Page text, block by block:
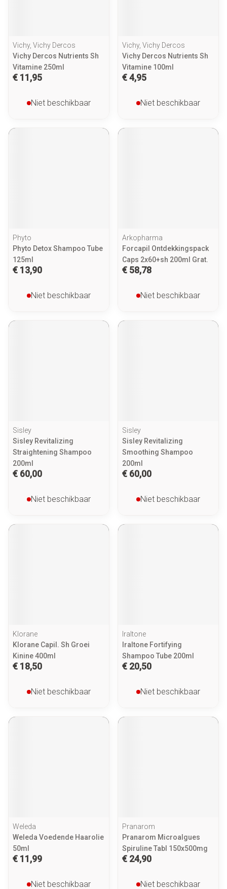
Vichy, Vichy Dercos
Vichy Dercos Nutrients Sh
Vitamine 250ml
€ 11,95
Niet beschikbaar
Vichy, Vichy Dercos
Vichy Dercos Nutrients Sh
Vitamine 100ml
€ 4,95
Niet beschikbaar
Phyto
Phyto Detox Shampoo Tube
125ml
€ 13,90
Niet beschikbaar
Arkopharma
Forcapil Ontdekkingspack
Caps 2x60+sh 200ml Grat.
€ 58,78
Niet beschikbaar
Sisley
Sisley Revitalizing
Straightening Shampoo
200ml
€ 60,00
Niet beschikbaar
Sisley
Sisley Revitalizing
Smoothing Shampoo
200ml
€ 60,00
Niet beschikbaar
Klorane
Klorane Capil. Sh Groei
Kinine 400ml
€ 18,50
Niet beschikbaar
Iraltone
Iraltone Fortifying
Shampoo Tube 200ml
€ 20,50
Niet beschikbaar
Weleda
Weleda Voedende Haarolie
50ml
€ 11,99
Niet beschikbaar
Pranarom
Pranarom Microalgues
Spiruline Tabl 150x500mg
€ 24,90
Niet beschikbaar